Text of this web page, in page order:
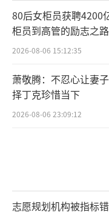
80后女柜员获聘4200
柜员到高管的励志之路
2026-08-06 15:12:35
萧敬腾：不忍心让妻
择丁克珍惜当下
2026-08-06 23:09:12
志愿规划机构被指标